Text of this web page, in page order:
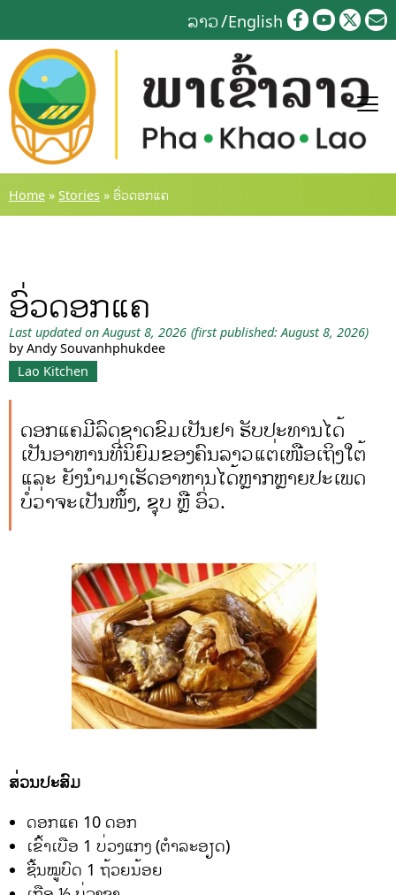
to
content
ລາວ English
Home » Stories » ອົ່ວດອກແຄ
ອົ່ວດອກແຄ
Last updated on August 8, 2026 (first published: August 8, 2026)
by Andy Souvanhphukdee
Lao Kitchen
ດອກແຄມີລົດຊາດຂົມເປັນຢາ ຮັບປະທານໄດ້
ເປັນອາຫານທີ່ນິຍົມຂອງຄົນລາວແຕ່ເໜືອເຖິງໃຕ້
ແລະ ຍັງນຳມາເຮັດອາຫານໄດ້ຫຼາກຫຼາຍປະເພດ
ບໍ່ວ່າຈະເປັນໜຶ້ງ, ຊຸບ ຫຼື ອົ່ວ.
ສ່ວນປະສົມ
ດອກແຄ 10 ດອກ
ເຂົ້າເບືອ 1 ບ່ວງແກງ (ຕຳລະອຽດ)
ຊີ້ນໝູບົດ 1 ຖ້ວຍນ້ອຍ